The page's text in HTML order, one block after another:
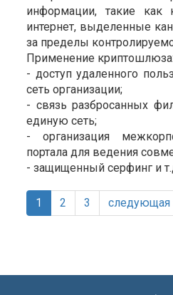
информации, такие как
интернет, выделенные
за пределы
Применение криптошлюза:
- доступ удаленного
сеть организации;
- связь разбросанных
единую сеть;
- организация
портала для ведения
- защищенный серфинг и
1 2 3 следующая